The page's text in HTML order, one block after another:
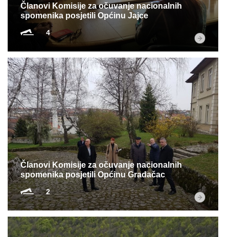
Članovi Komisije za očuvanje nacionalnih
spomenika posjetili Općinu Jajce
4
Članovi Komisije za očuvanje nacionalnih
spomenika posjetili Općinu Gradačac
2